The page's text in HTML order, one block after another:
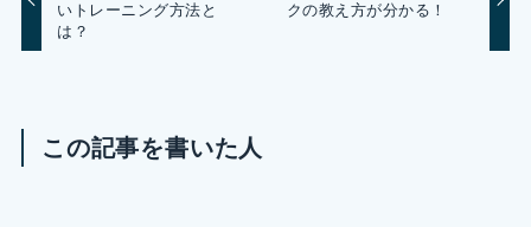
いトレーニング方法と
は？
クの教え方が分かる！
この記事を書いた人